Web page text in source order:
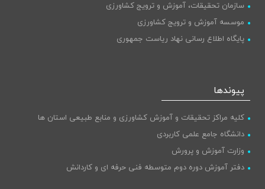
سازمان تحقیقات، آموزش و ترویج کشاورزی
موسسه آموزش و ترویج کشاورزی
پایگاه اطلاع رسانی نهاد ریاست جمهوری
پیوندها
کلیه مراکز تحقیقات و آموزش کشاورزی و منابع طبیعی استان ها
دانشگاه جامع علمی کاربردی
وزارت آموزش و پرورش
دفتر آموزش دوره دوم متوسطه فنی حرفه ای و کاردانش